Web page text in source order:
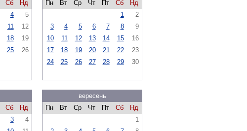
Сб
Нд
4
5
11
12
18
19
25
26
Пн
Вт Ср Чт Пт Сб
Нд
1
2
3
4 5 6 7 8
9
10
11 12 13 14 15
16
17
18 19 20 21 22
23
24
25 26 27 28 29 30
Сб
Нд
3
4
вересень
Пн
Вт Ср Чт Пт Сб
Нд
1